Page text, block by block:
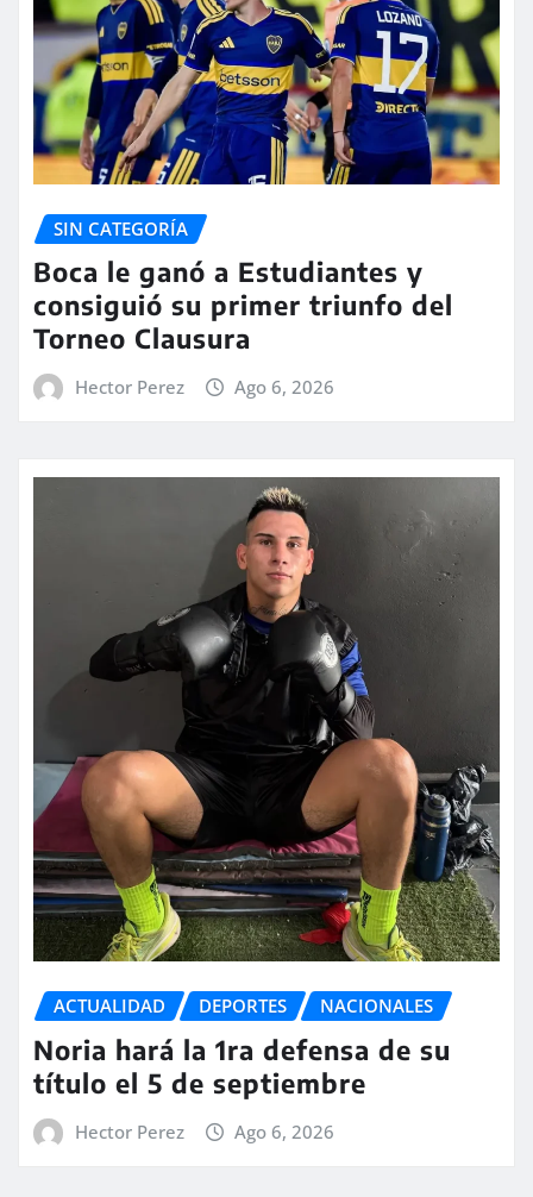
SIN CATEGORÍA
Boca le ganó a Estudiantes y
consiguió su primer triunfo del
Torneo Clausura
Hector Perez Ago 6, 2026
ACTUALIDAD DEPORTES NACIONALES
Noria hará la 1ra defensa de su
título el 5 de septiembre
Hector Perez Ago 6, 2026